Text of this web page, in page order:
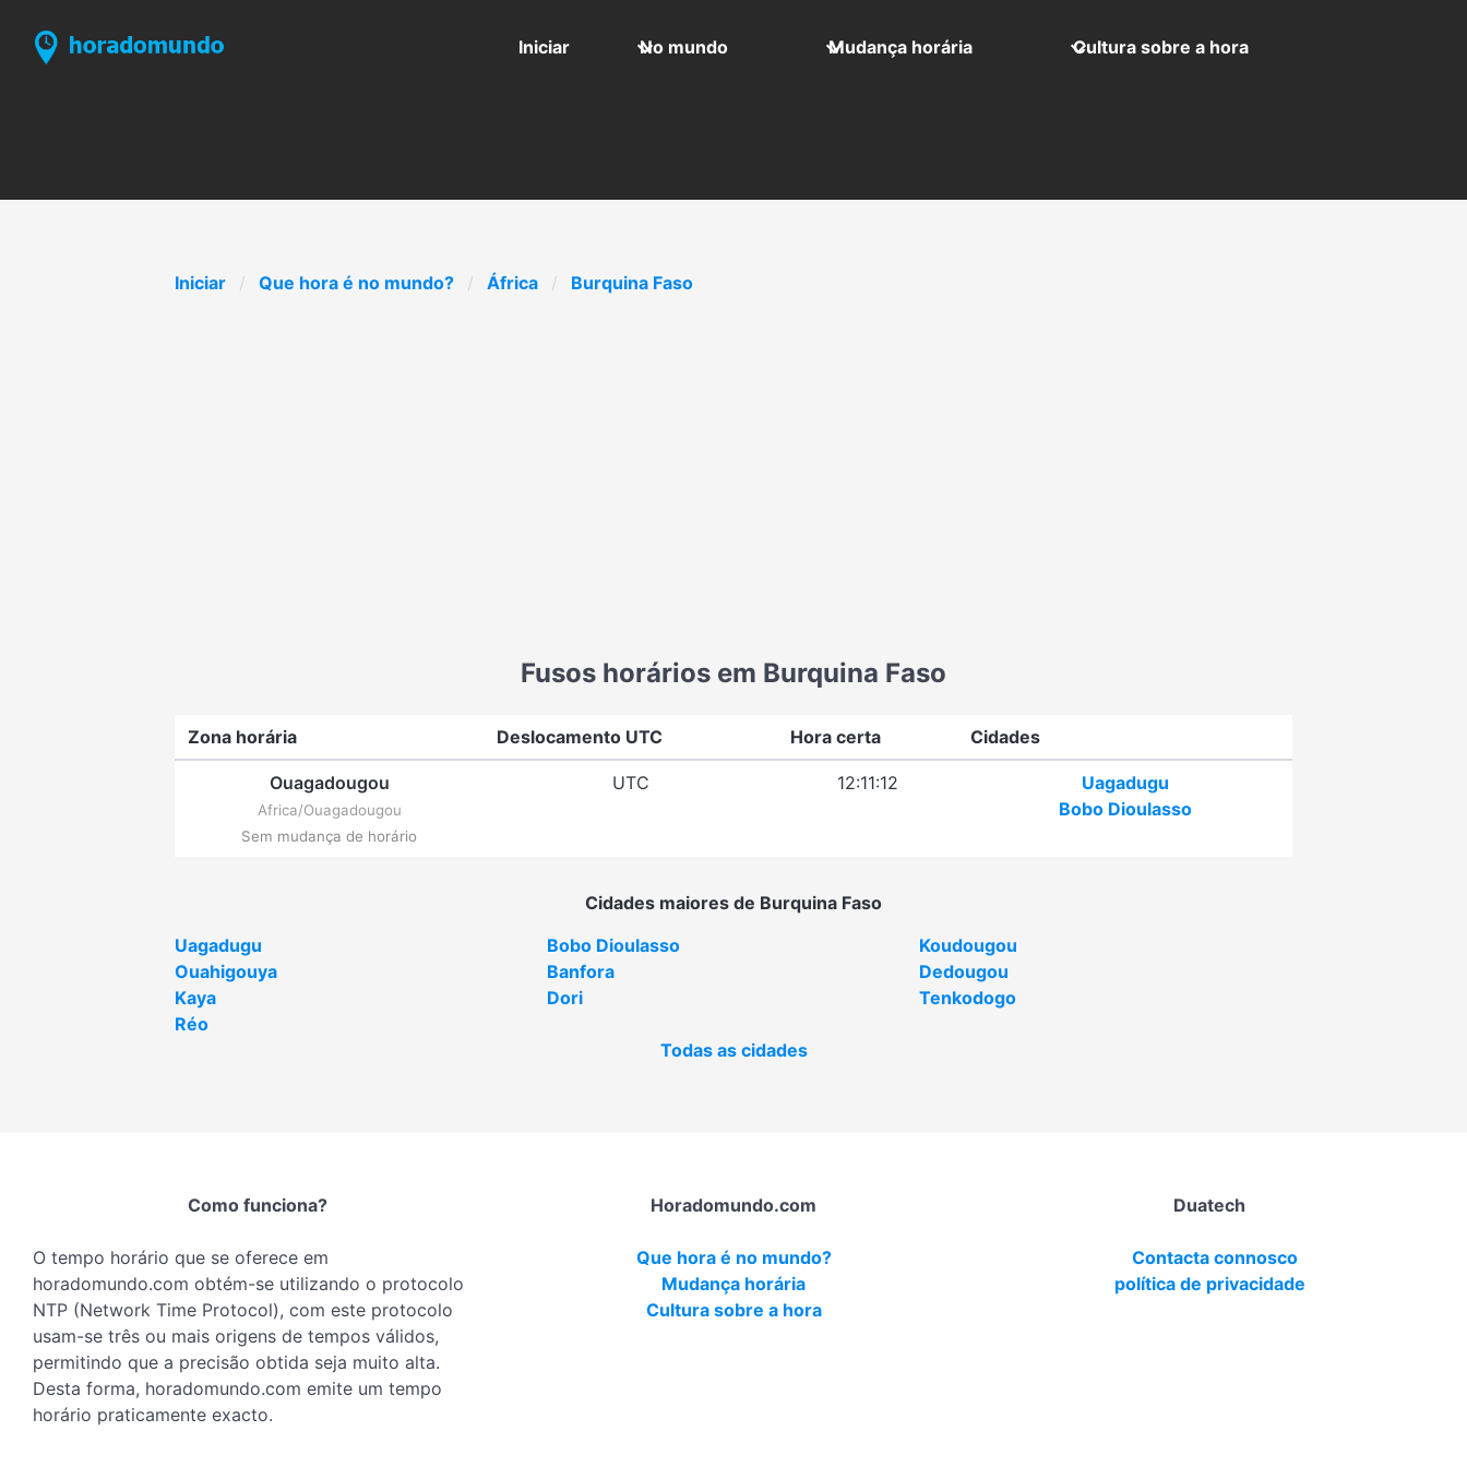
Iniciar No mundo Mudança horária Cultura sobre a hora
Iniciar Que hora é no mundo? África Burquina Faso
Fusos horários em Burquina Faso
Zona horária Deslocamento UTC Hora certa Cidades
Ouagadougou
Africa/Ouagadougou
Sem mudança de horário
UTC 12:11:12
Uagadugu
Bobo Dioulasso
Cidades maiores de Burquina Faso
Uagadugu
Bobo Dioulasso
Koudougou
Ouahigouya
Banfora
Dedougou
Kaya
Dori
Tenkodogo
Réo
Todas as cidades
Como funciona?
O tempo horário que se oferece em
horadomundo.com obtém-se utilizando o protocolo
NTP (Network Time Protocol), com este protocolo
usam-se três ou mais origens de tempos válidos,
permitindo que a precisão obtida seja muito alta.
Desta forma, horadomundo.com emite um tempo
horário praticamente exacto.
Horadomundo.com
Que hora é no mundo?
Mudança horária
Cultura sobre a hora
Duatech
Contacta connosco
política de privacidade